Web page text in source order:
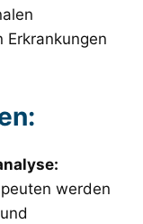
Erkrankungen
werden